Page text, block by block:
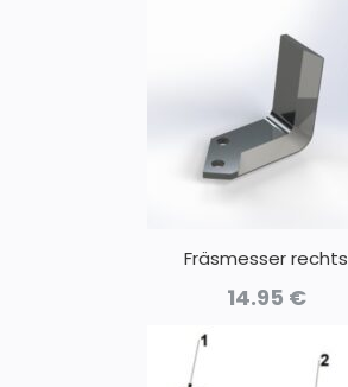
Fräsmesser rechts
14.95 €